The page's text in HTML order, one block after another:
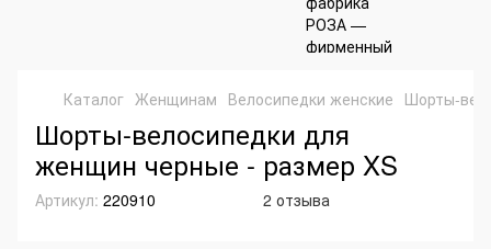
Каталог Женщинам Велосипедки женские Шорты-
Шорты-велосипедки для
женщин черные - размер XS
Артикул: 220910 2 отзыва